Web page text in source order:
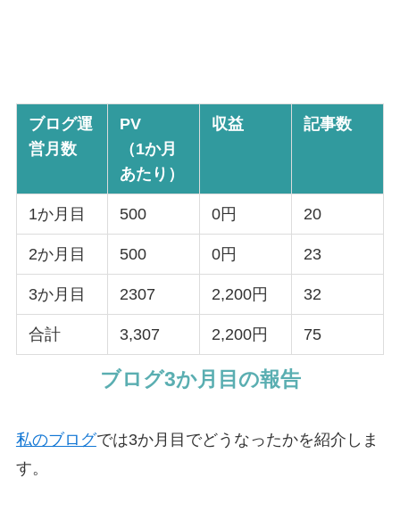
ブログ運
営月数
PV
（1か月
あたり）
収益 記事数
1か月目 500 0円 20
2か月目 500 0円 23
3か月目 2307 2,200円 32
合計 3,307 2,200円 75
ブログ3か月目の報告
私のブログでは3か月目でどうなったかを紹介しま
す。